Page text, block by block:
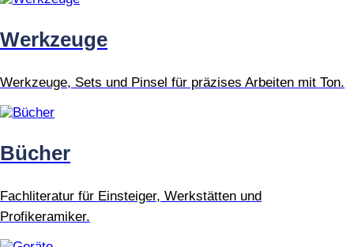
Werkzeuge
Werkzeuge, Sets und Pinsel für präzises Arbeiten mit Ton.
Bücher
Fachliteratur für Einsteiger, Werkstätten und
Profikeramiker.